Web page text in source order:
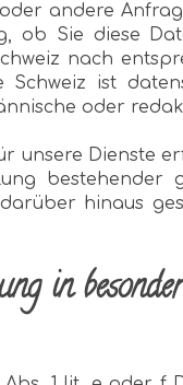
andere
ob Sie diese
nach
ist
oder
unsere Dienste
bestehender
hinaus
in